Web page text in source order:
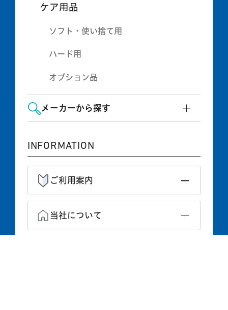
ケア用品
ソフト・使い捨て用
ハード用
オプション品
メーカーから探す
INFORMATION
ご利用案内
当社について